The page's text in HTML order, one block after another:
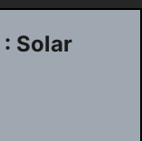
Solar